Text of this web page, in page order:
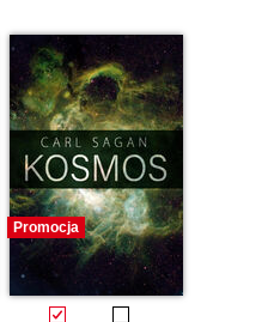
Promocja